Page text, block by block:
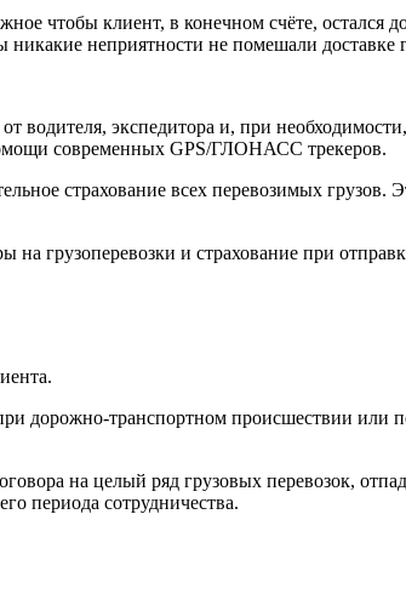
чтобы клиент, в конечном счёте, остался
неприятности не помешали доставке
экспедитора и, при
современных GPS/ГЛОНАСС трекеров.
страхование всех перевозимых
грузоперевозки и страхование при
дорожно-транспортном происшествии
на целый ряд грузовых перевозок,
периода сотрудничества.